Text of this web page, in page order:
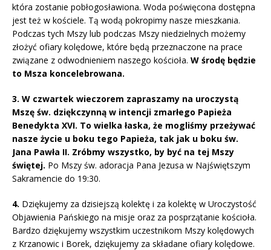
która zostanie pobłogosławiona. Woda poświęcona dostępna
jest też w kościele. Tą wodą pokropimy nasze mieszkania.
Podczas tych Mszy lub podczas Mszy niedzielnych możemy
złożyć ofiary kolędowe, które będą przeznaczone na prace
związane z odwodnieniem naszego kościoła. W środę będzie
to Msza koncelebrowana.
3. W czwartek wieczorem zapraszamy na uroczystą
Mszę św. dziękczynną w intencji zmarłego Papieża
Benedykta XVI. To wielka łaska, że mogliśmy przeżywać
nasze życie u boku tego Papieża, tak jak u boku św.
Jana Pawła II. Zróbmy wszystko, by być na tej Mszy
świętej. Po Mszy św. adoracja Pana Jezusa w Najświętszym
Sakramencie do 19:30.
4. Dziękujemy za dzisiejszą kolektę i za kolektę w Uroczystość
Objawienia Pańskiego na misje oraz za posprzątanie kościoła.
Bardzo dziękujemy wszystkim uczestnikom Mszy kolędowych
z Krzanowic i Borek, dziękujemy za składane ofiary kolędowe.